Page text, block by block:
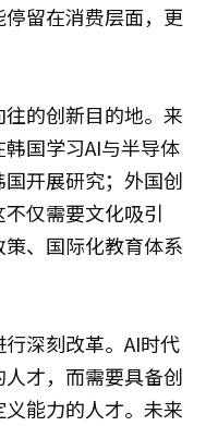
留在消费层面，更
的创新目的地。来
国学习AI与半导体
开展研究；外国创
仅需要文化吸引
、国际化教育体系
深刻改革。AI时代
才，而需要具备创
能力的人才。未来